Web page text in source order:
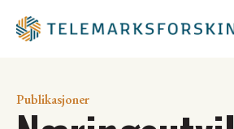
Publikasjoner